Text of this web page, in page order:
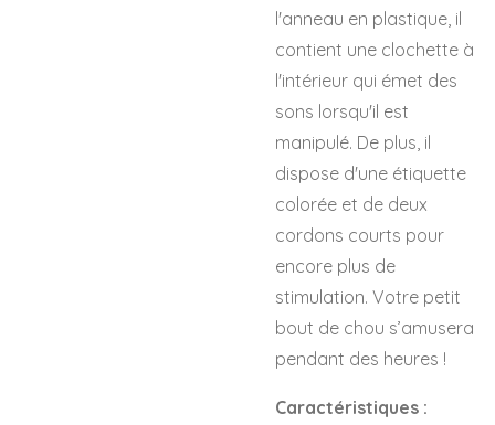
l'anneau en plastique, il
contient une clochette à
l'intérieur qui émet des
sons lorsqu'il est
manipulé. De plus, il
dispose d'une étiquette
colorée et de deux
cordons courts pour
encore plus de
stimulation. Votre petit
bout de chou s’amusera
pendant des heures !
Caractéristiques :